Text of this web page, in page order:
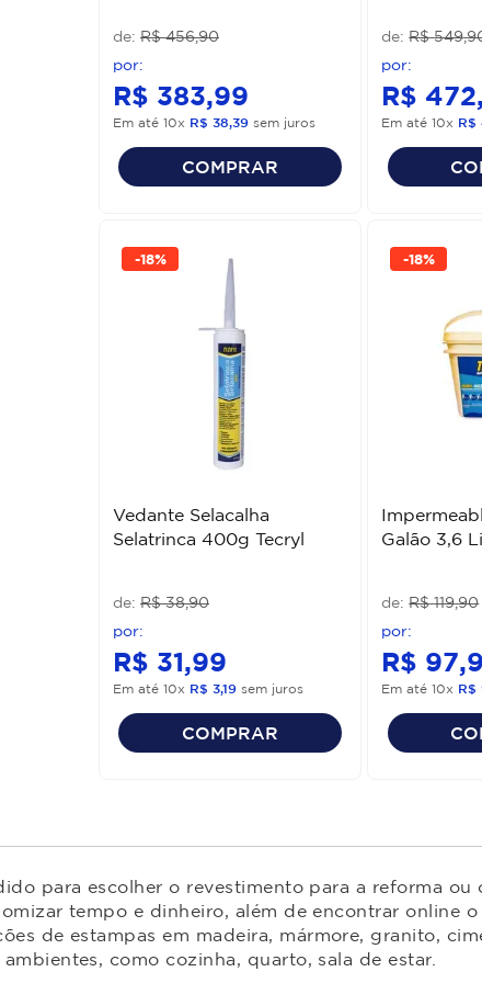
R$ 456,90
R$ 383,99
Em até 10x R$ 38,39 sem juros
COMPRAR
R$ 549,
R$ 472,
Em até10x R$
-18%
Vedante Selacalha
Selatrinca 400g Tecryl
R$ 38,90
R$ 31,99
Em até 10x R$ 3,19 sem juros
COMPRAR
-18%
Galão 3,6
R$ 119,90
R$ 97,
Em até10x R$
para escolher o revestimento para a reforma
tempo e dinheiro, além de encontrar online
de estampas em madeira, mármore, granito,
como cozinha, quarto, sala de estar.